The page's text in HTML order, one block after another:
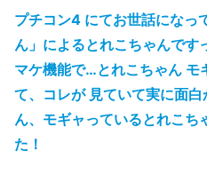
プチコン4 にてお世話になっ
ん」によるとれこちゃんで
マケ機能で…とれこちゃん モ
て、コレが 見ていて実に面
ん、モギャっているとれこち
た！